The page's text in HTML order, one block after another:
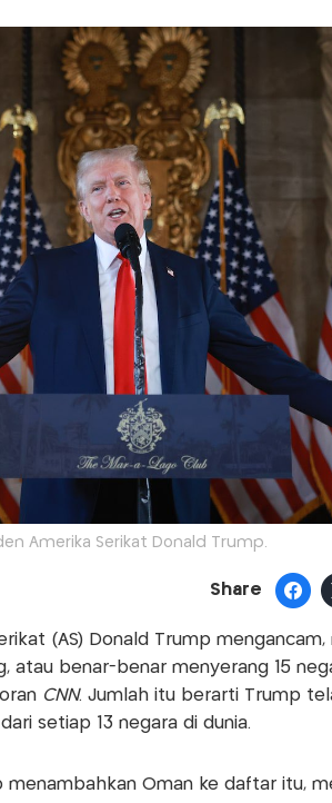
Amerika Serikat Donald Trump.
Share
(AS) Donald Trump
atau benar-benar menyerang 15
CNN. Jumlah itu berarti Trump
setiap 13 negara di dunia.
menambahkan Oman ke daftar itu,